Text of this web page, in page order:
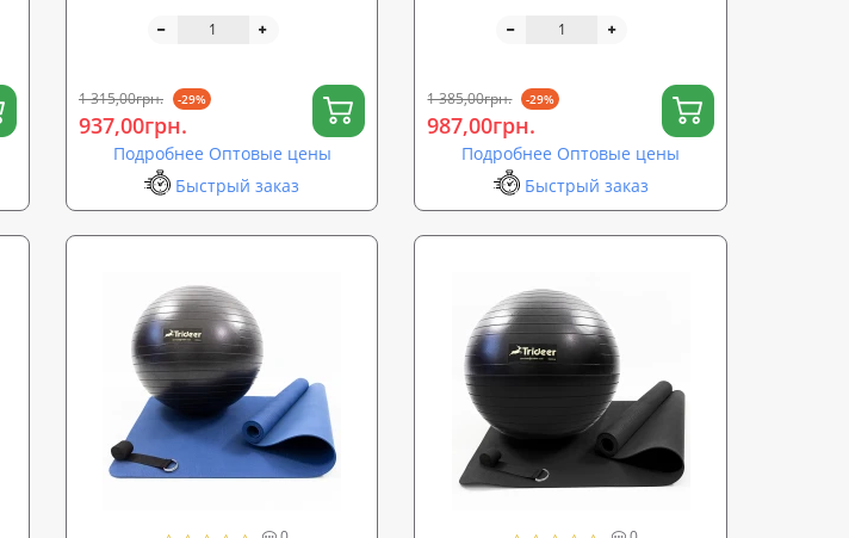
йоги OSPORT Set 99 (n-0129)
1 315,00грн. -29%
937,00грн.
Подробнее Оптовые цены
Быстрый заказ
йоги OSPORT Set 100 (n-0130)
1 385,00грн. -29%
987,00грн.
Подробнее Оптовые цены
Быстрый заказ